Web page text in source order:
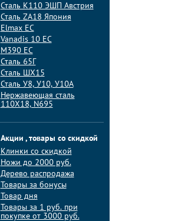
Сталь K110 ЭШП Австрия
Сталь ZA18 Япония
Elmax ЕС
Vanadis 10 ЕС
M390 ЕС
Сталь 65Г
Сталь ШХ15
Сталь У8, У10, У10А
Нержавеющая сталь
110Х18, N695
Акции , товары со скидкой
Клинки со скидкой
Ножи до 2000 руб.
Дерево распродажа
Товары за бонусы
Товар дня
Товары за 1 руб. при
покупке от 3000 руб.